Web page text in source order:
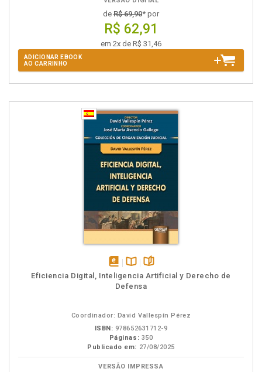
de R$ 69,90* por
R$ 62,91
em 2x de R$ 31,46
ADICIONAR EBOOK
AO CARRINHO
disponível
em
Disponível
na
páginas
Eficiencia Digital, Inteligencia Artificial y Derecho de
Defensa
Coordinador: David Vallespín Pérez
ISBN: 978652631712-9
Páginas: 350
Publicado em: 27/08/2025
VERSÃO IMPRESSA